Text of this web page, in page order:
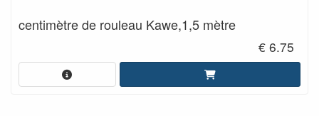
centimètre de rouleau Kawe,1,5 mètre
€ 6.75